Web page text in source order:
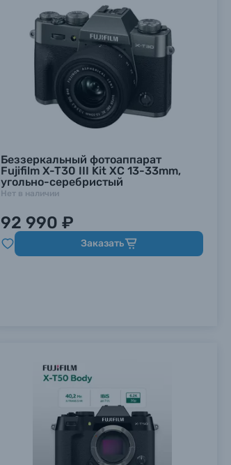
Беззеркальный фотоаппарат
Fujifilm X-T30 III Kit XC 13-33mm,
угольно-серебристый
Нет в наличии
92 990 ₽
Заказать